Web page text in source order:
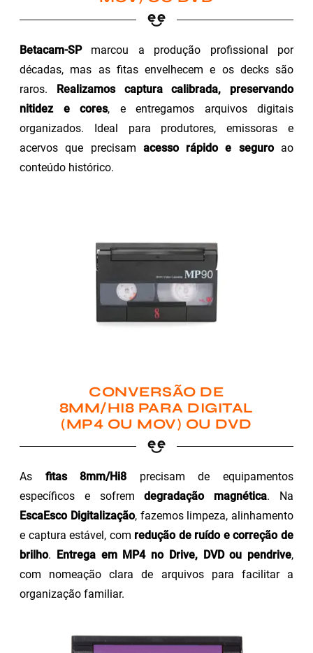
Betacam-SPmarcou a produção profissional por
décadas, mas as fitas envelhecem e os decks são
raros.
Realizamos captura calibrada, preservando
nitidez e cores, e entregamos arquivos digitais
organizados. Ideal para produtores, emissoras e
acervos que precisam acesso rápido e seguroao
conteúdo histórico.
CONVERSÃO DE
8MM/HI8 PARA DIGITAL
(MP4 OU MOV) OU DVD
As fitas 8mm/Hi8 precisam de equipamentos
específicos e sofremdegradação magnética. Na
EscaEsco Digitalização, fazemos limpeza, alinhamento
e captura estável, com redução de ruído e correção de
brilho. Entrega em MP4 no Drive, DVD ou pendrive,
com nomeação clara de arquivos para facilitar a
organização familiar.